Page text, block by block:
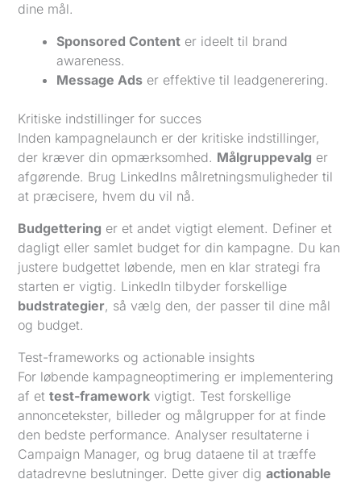
dine mål.
Sponsored Content er ideelt til brand
awareness.
Message Ads er effektive til leadgenerering.
Kritiske indstillinger for succes
Inden kampagnelaunch er der kritiske indstillinger,
der kræver din opmærksomhed. Målgruppevalg er
afgørende. Brug LinkedIns målretningsmuligheder til
at præcisere, hvem du vil nå.
Budgettering er et andet vigtigt element. Definer et
dagligt eller samlet budget for din kampagne. Du kan
justere budgettet løbende, men en klar strategi fra
starten er vigtig. LinkedIn tilbyder forskellige
budstrategier, så vælg den, der passer til dine mål
og budget.
Test-frameworks og actionable insights
For løbende kampagneoptimering er implementering
af ettest-framework vigtigt. Test forskellige
annoncetekster, billeder og målgrupper for at finde
den bedste performance. Analyser resultaterne i
Campaign Manager, og brug dataene til at træffe
datadrevne beslutninger. Dette giver digactionable